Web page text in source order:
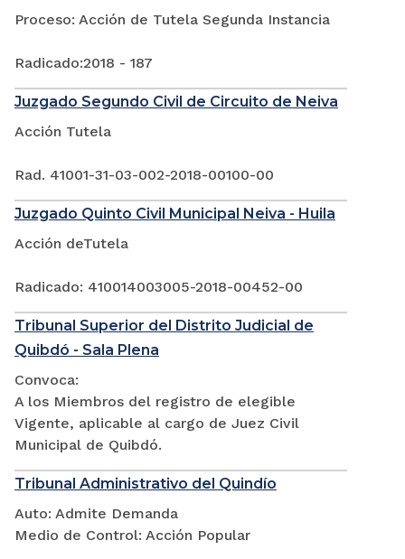
Proceso: Acción de Tutela Segunda Instancia
Radicado:2018 - 187
Juzgado Segundo Civil de Circuito de Neiva
Acción Tutela
Rad. 41001-31-03-002-2018-00100-00
Juzgado Quinto Civil Municipal Neiva - Huila
Acción deTutela
Radicado: 410014003005-2018-00452-00
Tribunal Superior del Distrito Judicial de
Quibdó - Sala Plena
Convoca:
A los Miembros del registro de elegible
Vigente, aplicable al cargo de Juez Civil
Municipal de Quibdó.
Tribunal Administrativo del Quindío
Auto: Admite Demanda
Medio de Control: Acción Popular